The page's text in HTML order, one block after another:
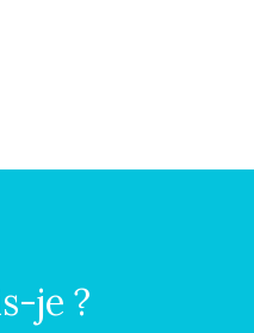
je ?